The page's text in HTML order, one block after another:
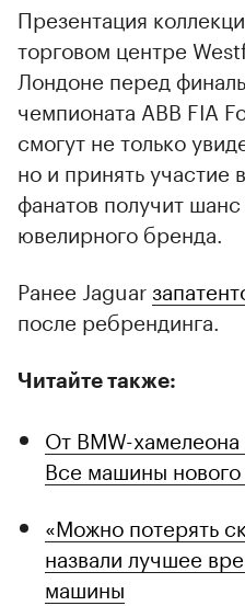
Презентация
торговом центре
Лондоне перед
чемпионата ABB FIA
смогут не только
но и принять
фанатов получит
ювелирного бренда.
Ранее Jaguar
после ребрендинга.
Читайте также:
От BMW-
Все машины нового
«Можно потерять
назвали лучшее
машины